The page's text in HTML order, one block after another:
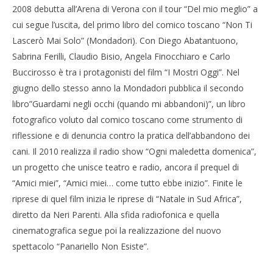
2008 debutta all’Arena di Verona con il tour “Del mio meglio” a
cui segue l’uscita, del primo libro del comico toscano “Non Ti
Lascerò Mai Solo” (Mondadori). Con Diego Abatantuono,
Sabrina Ferilli, Claudio Bisio, Angela Finocchiaro e Carlo
Buccirosso è tra i protagonisti del film “I Mostri Oggi”. Nel
giugno dello stesso anno la Mondadori pubblica il secondo
libro”Guardami negli occhi (quando mi abbandoni)”, un libro
fotografico voluto dal comico toscano come strumento di
riflessione e di denuncia contro la pratica dell’abbandono dei
cani. Il 2010 realizza il radio show “Ogni maledetta domenica”,
un progetto che unisce teatro e radio, ancora il prequel di
“Amici miei”, “Amici miei… come tutto ebbe inizio”. Finite le
riprese di quel film inizia le riprese di “Natale in Sud Africa”,
diretto da Neri Parenti. Alla sfida radiofonica e quella
cinematografica segue poi la realizzazione del nuovo
spettacolo “Panariello Non Esiste”.